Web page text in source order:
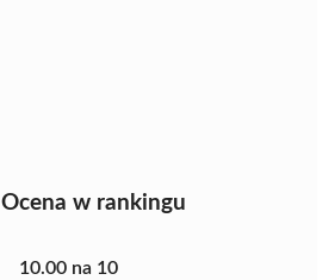
Ocena w rankingu
10.00 na 10